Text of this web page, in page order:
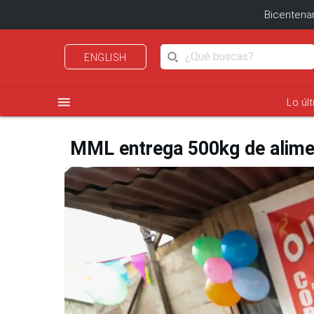
ENGLISH
menu Lo
MML entrega 500kg de